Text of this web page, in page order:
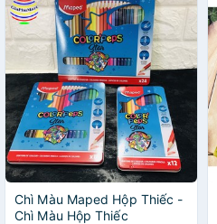
Chì Màu Maped Hộp Thiếc -
Chì Màu Hộp Thiếc